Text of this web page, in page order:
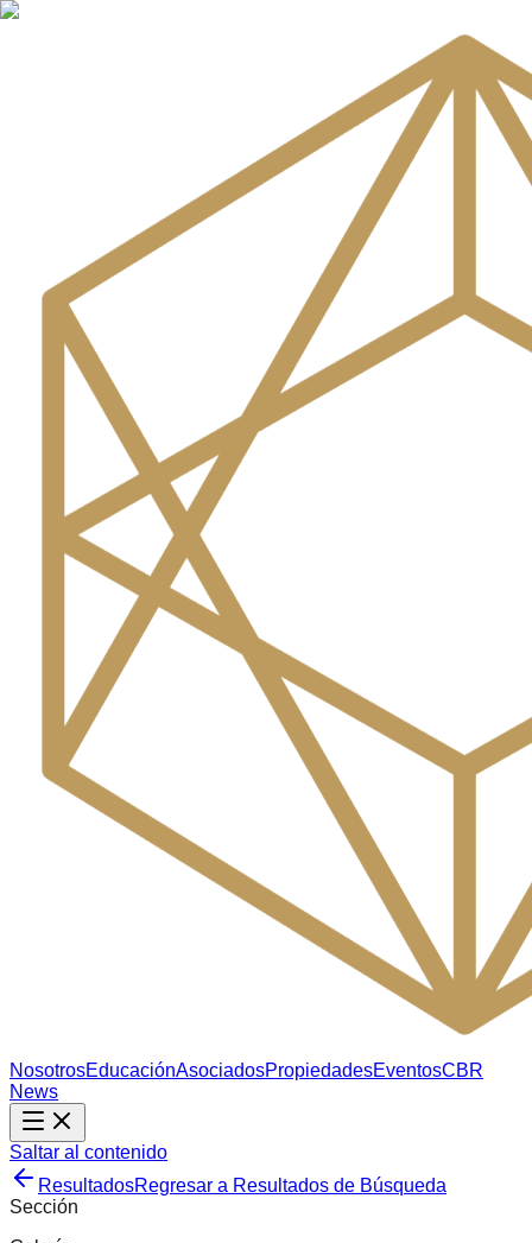
NosotrosEducaciónAsociadosPropiedadesEventosCBR
News
Saltar al contenido
ResultadosRegresar a Resultados de Búsqueda
Sección